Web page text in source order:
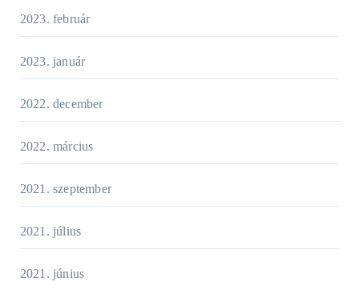
2023. február
2023. január
2022. december
2022. március
2021. szeptember
2021. július
2021. június